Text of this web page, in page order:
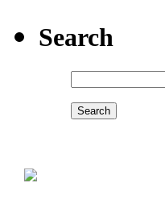
Search